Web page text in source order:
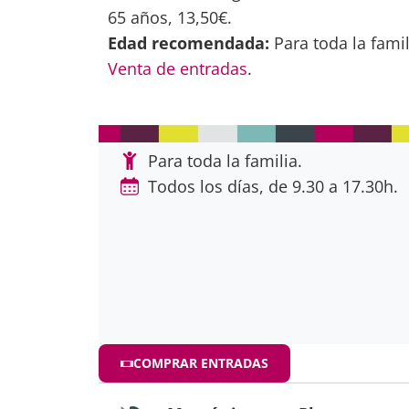
65 años, 13,50€.
Edad recomendada: Para toda la
Venta de entradas.
Para toda la familia.
Todos los días, de 9.30 a 17.30h.
COMPRAR ENTRADAS